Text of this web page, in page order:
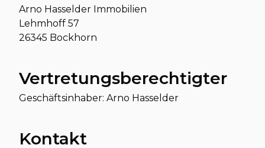
Arno Hasselder Immobilien
Lehmhoff 57
26345 Bockhorn
Vertretungsberechtigter
Geschäftsinhaber: Arno Hasselder
Kontakt